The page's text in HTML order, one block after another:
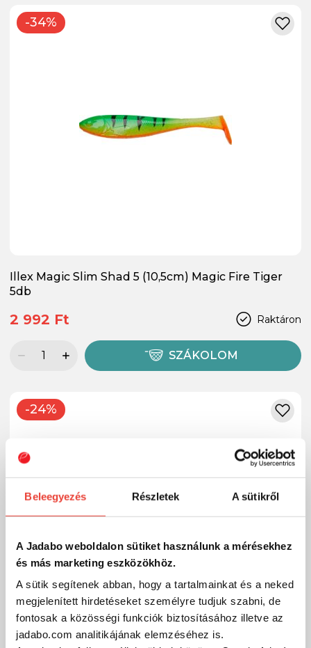
Beleegyezés Részletek A sütikről
A Jadabo weboldalon sütiket használunk a mérésekhez
és más marketing eszközökhöz.
A sütik segítenek abban, hogy a tartalmainkat és a neked
megjelenített hirdetéseket személyre tudjuk szabni, de
fontosak a közösségi funkciók biztosításához illetve az
jadabo.com analitikájának elemzéséhez is.
-34%
Illex Magic Slim Shad 5 (10,5cm) Magic Fire Tiger
5db
Raktáron
2 992 Ft
SZÁKOLOM
-24%